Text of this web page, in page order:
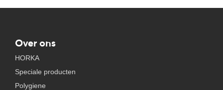
Over ons
HORKA
Speciale producten
Polygiene